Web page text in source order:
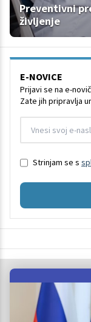
Preventivni
življenje
E-NOVICE
Prijavi se na e-
Zate jih pripravlja
Strinjam se s